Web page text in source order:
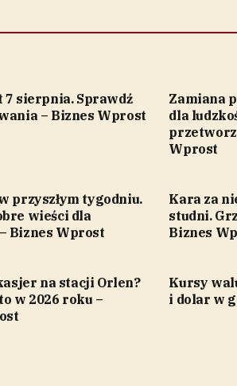
7 sierpnia. Sprawdź
– Biznes Wprost
Zamiana
dla
Wprost
przyszłym tygodniu.
wieści dla
Biznes Wprost
Kara za
studni.
Biznes
na stacji Orlen?
w 2026 roku –
Kursy
i dolar w